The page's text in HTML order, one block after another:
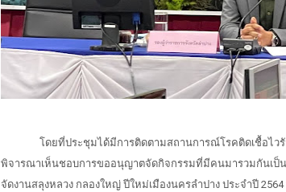
โดยที่ประชุมได้มีการติดตามสถานการณ์โรคติดเชื้อไวรั
พิจารณาเห็นชอบการขออนุญาตจัดกิจกรรมที่มีคนมารวมกันเป็
จัดงานสลุงหลวง กลองใหญ่ ปีใหม่เมืองนครลำปาง ประจำปี